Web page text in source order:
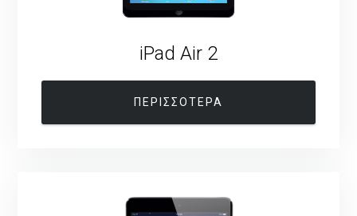
iPad Air 2
ΠΕΡΙΣΣΟΤΕΡΑ